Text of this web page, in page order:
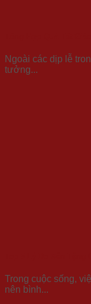
Ngoài các dịp lễ
tưởng...
Trong cuộc sống,
nên bình...